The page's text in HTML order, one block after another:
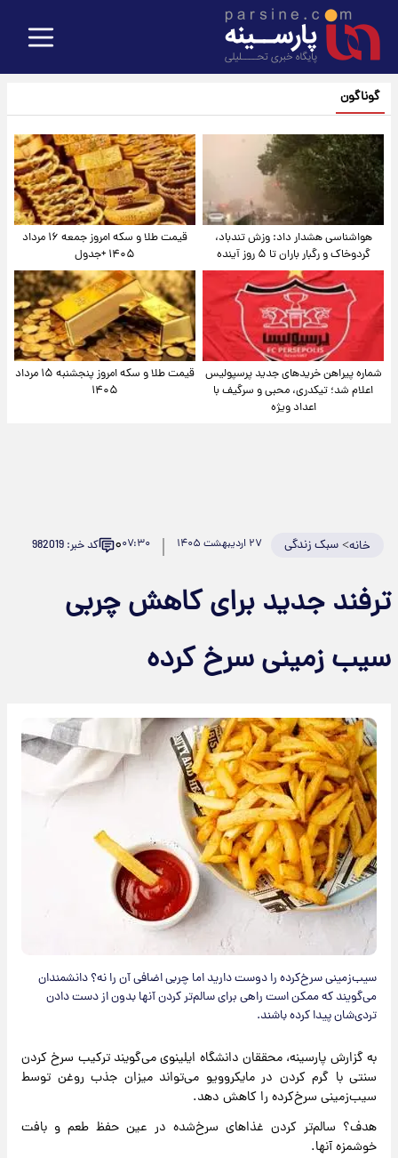
گوناگون
هواشناسی هشدار داد: وزش تندباد،
گردوخاک و رگبار باران تا ۵ روز آینده
قیمت طلا و سکه امروز جمعه ۱۶ مرداد
۱۴۰۵ +جدول
شماره پیراهن خریدهای جدید پرسپولیس
اعلام شد؛ تیکدری، محبی و سرگیف با
اعداد ویژه
قیمت طلا و سکه امروز پنجشنبه ۱۵ مرداد
۱۴۰۵
خانه>سبک زندگی ۲۷ اردیبهشت ۱۴۰۵ ۰۷:۳۰۰ کد خبر: 982019
ترفند جدید برای کاهش چربی
سیب زمینی سرخ کرده
سیب‌زمینی سرخ‌کرده را دوست دارید اما چربی اضافی آن را نه؟ دانشمندان
می‌گویند که ممکن است راهی برای سالم‌تر کردن آنها بدون از دست دادن
تردی‌شان پیدا کرده باشند.
به گزارش پارسینه، محققان دانشگاه ایلینوی می‌گویند ترکیب سرخ کردن
سنتی با گرم کردن در مایکروویو می‌تواند میزان جذب روغن توسط
سیب‌زمینی سرخ‌کرده را کاهش دهد.
هدف؟ سالم‌تر کردن غذاهای سرخ‌شده در عین حفظ طعم و بافت
خوشمزه آنها.